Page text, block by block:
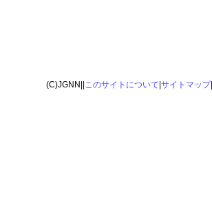
(C)JGNN|| このサイトについて サイトマップ|